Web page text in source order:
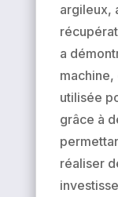
argileux,
a
utilisée
grâce à
réaliser